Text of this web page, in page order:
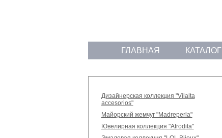
ГЛАВНАЯ КАТАЛОГ
Дизайнерская коллекция "Vilalta
accesorios"
Майорский жемчуг "Madreperla"
Ювелирная коллекция "Afrodita"